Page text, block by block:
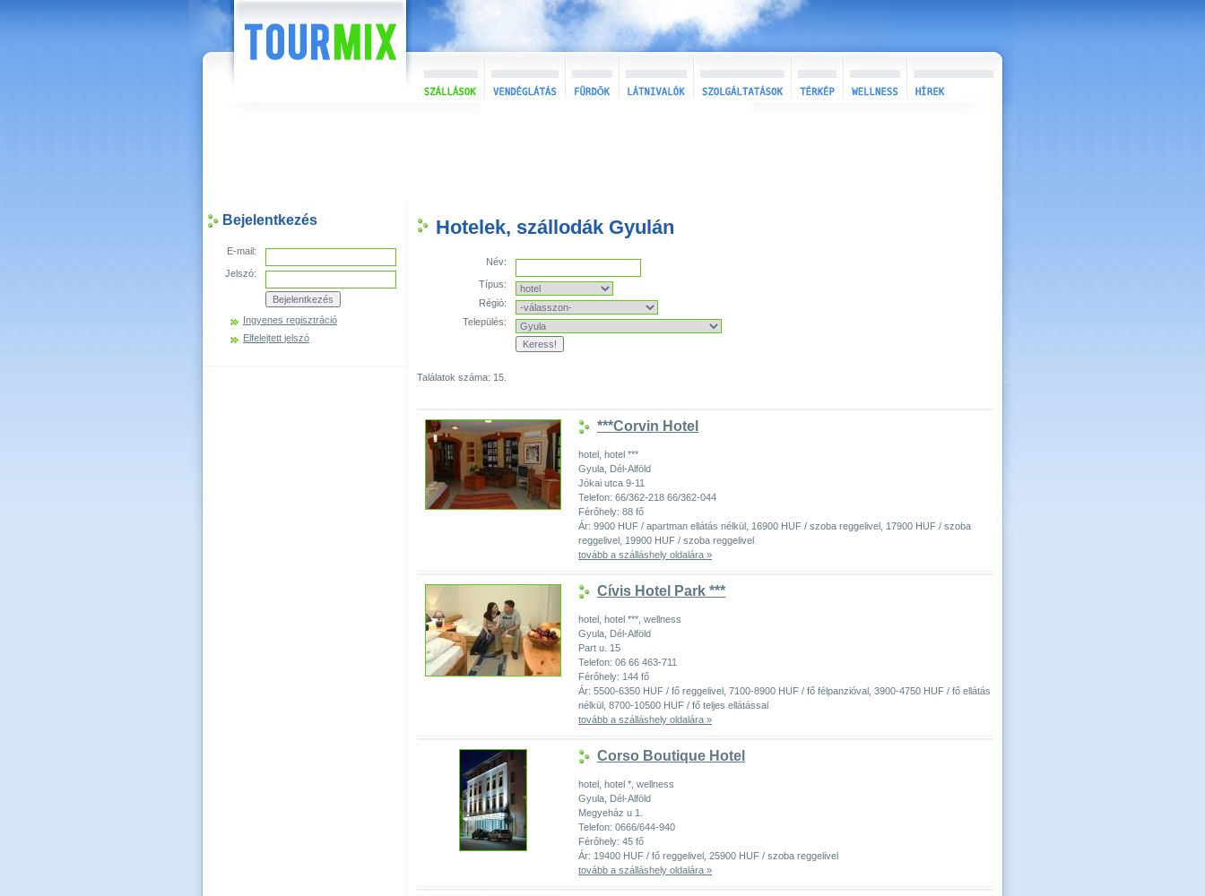
Bejelentkezés
E-mail:
Jelszó:
Ingyenes regisztráció
Elfelejtett jelszó
Hotelek, szállodák Gyulán
Név:
Típus:
Régió:
Település:
Találatok száma: 15.
***Corvin Hotel
hotel, hotel ***
Gyula, Dél-Alföld
Jókai utca 9-11
Telefon: 66/362-218 66/362-044
Férőhely: 88 fő
Ár: 9900 HUF / apartman ellátás nélkül, 16900 HUF / szoba reggelivel, 17900 HUF / szoba
reggelivel, 19900 HUF / szoba reggelivel
tovább a szálláshely oldalára »
Cívis Hotel Park ***
hotel, hotel ***, wellness
Gyula, Dél-Alföld
Part u. 15
Telefon: 06 66 463-711
Férőhely: 144 fő
Ár: 5500-6350 HUF / fő reggelivel, 7100-8900 HUF / fő félpanzióval, 3900-4750 HUF / fő ellátás
nélkül, 8700-10500 HUF / fő teljes ellátással
tovább a szálláshely oldalára »
Corso Boutique Hotel
hotel, hotel *, wellness
Gyula, Dél-Alföld
Megyeház u 1.
Telefon: 0666/644-940
Férőhely: 45 fő
Ár: 19400 HUF / fő reggelivel, 25900 HUF / szoba reggelivel
tovább a szálláshely oldalára »